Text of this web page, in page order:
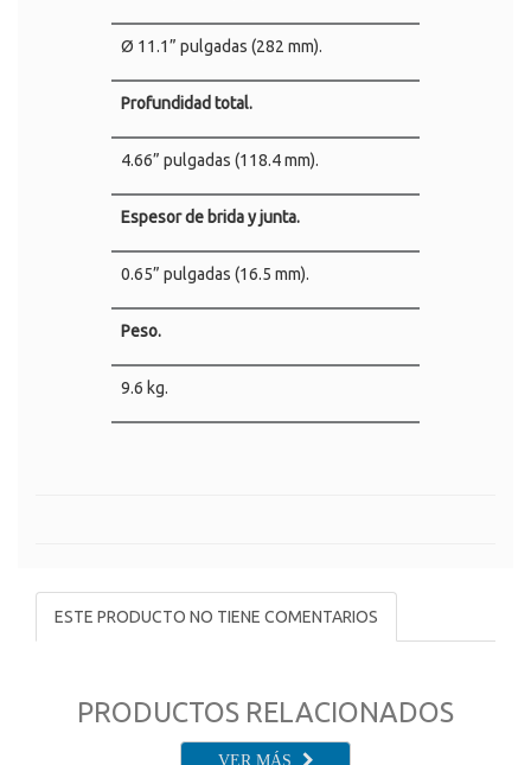
Ø 11.1” pulgadas (282 mm).
Profundidad total.
4.66” pulgadas (118.4 mm).
Espesor de brida y junta.
0.65” pulgadas (16.5 mm).
Peso.
9.6 kg.
ESTE PRODUCTO NO TIENE COMENTARIOS
PRODUCTOS RELACIONADOS
VER MÁS